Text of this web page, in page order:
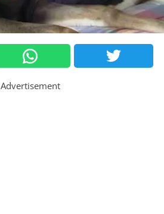
Advertisement